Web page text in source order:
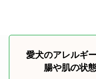
愛犬のアレルギ
腸や肌の状